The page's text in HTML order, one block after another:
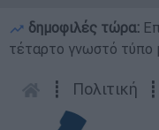
δημοφιλές τώρα:
τέταρτο γνωστό τύπο
┋ Πολιτική ┋